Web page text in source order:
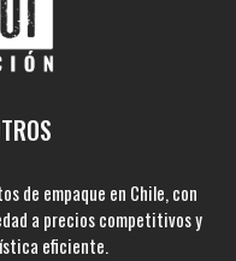
de empaque en Chile, con
a precios competitivos y
eficiente.